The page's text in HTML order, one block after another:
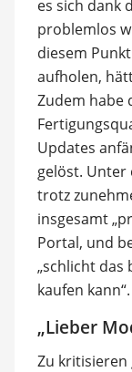
es sich dank
problemlos
diesem
aufholen,
Zudem habe
Updates
gelöst. Unter
trotz
insgesamt
Portal, und
„schlicht das
kaufen kann“.
„Lieber
Zu